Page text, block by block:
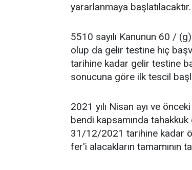
yararlanmaya başlatılacaktır.
5510 sayılı Kanunun 60 /
olup da gelir testine hiç
tarihine kadar gelir testine
sonucuna göre ilk tescil
2021 yılı Nisan ayı ve
bendi kapsamında
31/12/2021 tarihine kadar
fer'i alacakların tamamının